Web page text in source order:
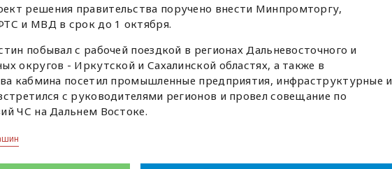
решения правительства поручено внести Минпромторгу,
и МВД в срок до 1 октября.
побывал с рабочей поездкой в регионах Дальневосточного и
округов - Иркутской и Сахалинской областях, а также в
кабмина посетил промышленные предприятия, инфраструктурные и
с руководителями регионов и провел совещание по
ЧС на Дальнем Востоке.